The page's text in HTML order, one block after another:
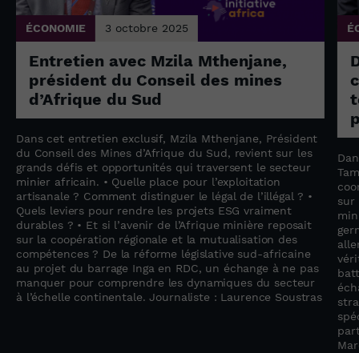
ÉCONOMIE 3 octobre 2025
Entretien avec Mzila Mthenjane,
président du Conseil des mines
d’Afrique du Sud
Dans cet entretien exclusif, Mzila Mthenjane, Président
du Conseil des Mines d’Afrique du Sud, revient sur les
grands défis et opportunités qui traversent le secteur
minier africain. • Quelle place pour l’exploitation
artisanale ? Comment distinguer le légal de l’illégal ? •
Quels leviers pour rendre les projets ESG vraiment
durables ? • Et si l’avenir de l’Afrique minière reposait
sur la coopération régionale et la mutualisation des
compétences ? De la réforme législative sud-africaine
au projet du barrage Inga en RDC, un échange à ne pas
manquer pour comprendre les dynamiques du secteur
à l’échelle continentale. Journaliste : Laurence Soustras
sur